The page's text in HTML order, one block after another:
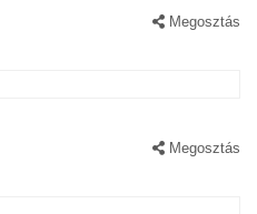
Megosztás
Megosztás